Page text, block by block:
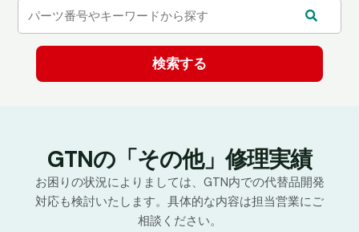
GTNの「その他」修理実績
お困りの状況によりましては、GTN内での代替品開発
対応も検討いたします。具体的な内容は担当営業にご
相談ください。